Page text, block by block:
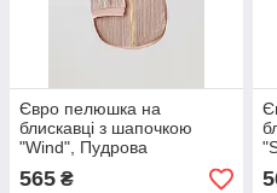
Євро пелюшка на
блискавці з шапочкою
"Wind", Пудрова
565 ₴